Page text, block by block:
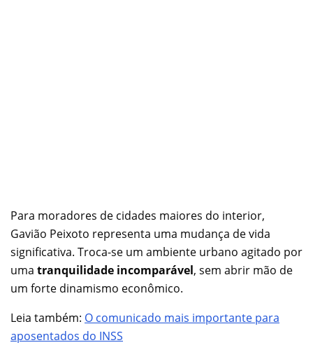
Para moradores de cidades maiores do interior,
Gavião Peixoto representa uma mudança de vida
significativa. Troca-se um ambiente urbano agitado por
uma tranquilidade incomparável, sem abrir mão de
um forte dinamismo econômico.
Leia também: O comunicado mais importante para
aposentados do INSS